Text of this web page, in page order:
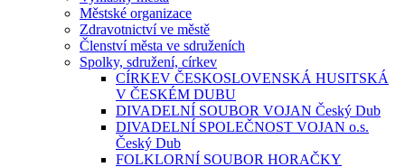
Městské organizace
Zdravotnictví ve městě
Členství města ve sdruženích
Spolky, sdružení, církev
CÍRKEV ČESKOSLOVENSKÁ HUSITSKÁ
V ČESKÉM DUBU
DIVADELNÍ SOUBOR VOJAN Český Dub
DIVADELNÍ SPOLEČNOST VOJAN o.s.
Český Dub
FOLKLORNÍ SOUBOR HORAČKY